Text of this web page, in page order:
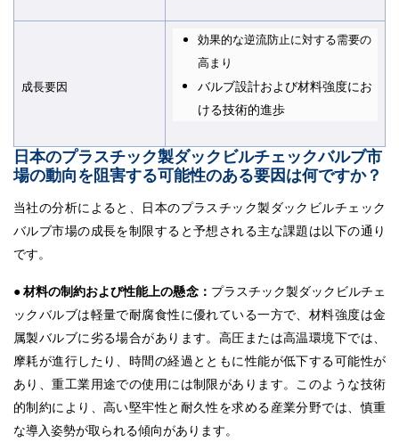
成長要因
効果的な逆流防止に対する需要の
高まり
バルブ設計および材料強度にお
ける技術的進歩
日本のプラスチック製ダックビルチェックバルブ市
場の動向を阻害する可能性のある要因は何ですか？
当社の分析によると、日本のプラスチック製ダックビルチェック
バルブ市場の成長を制限すると予想される主な課題は以下の通り
です。
● 材料の制約および性能上の懸念： プラスチック製ダックビルチェ
ックバルブは軽量で耐腐食性に優れている一方で、材料強度は金
属製バルブに劣る場合があります。高圧または高温環境下では、
摩耗が進行したり、時間の経過とともに性能が低下する可能性が
あり、重工業用途での使用には制限があります。このような技術
的制約により、高い堅牢性と耐久性を求める産業分野では、慎重
な導入姿勢が取られる傾向があります。